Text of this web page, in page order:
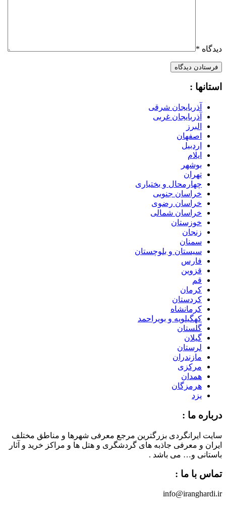
دیدگاه *
استانها :
آذربایجان شرقی
آذربایجان غربی
البرز
اصفهان
اردبیل
ایلام
بوشهر
تهران
چهارمحال و بختیاری
خراسان جنوبی
خراسان رضوی
خراسان شمالی
خوزستان
زنجان
سمنان
سیستان و بلوچستان
فارس
قزوین
قم
کرمان
کردستان
کرمانشاه
کهگیلویه و بویراحمد
گلستان
گیلان
لرستان
مازندران
مرکزی
همدان
هرمزگان
یزد
درباره ما :
سایت ایرانگردی بزرگترین مرجع معرفی شهرها و مناطق مختلف
ایران و معرفی جاذبه های گردشگری و هتل ها و مراکز خرید و آثار
باستانی و… می باشد .
تماس با ما :
info@iranghardi.ir